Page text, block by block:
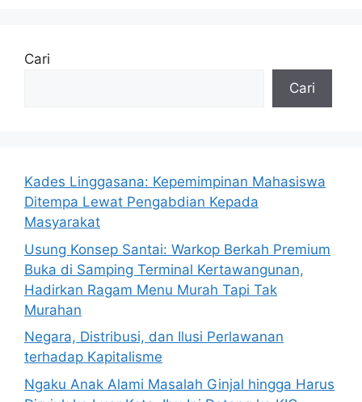
Cari
Cari
Kades Linggasana: Kepemimpinan Mahasiswa
Ditempa Lewat Pengabdian Kepada
Masyarakat
Usung Konsep Santai: Warkop Berkah Premium
Buka di Samping Terminal Kertawangunan,
Hadirkan Ragam Menu Murah Tapi Tak
Murahan
Negara, Distribusi, dan Ilusi Perlawanan
terhadap Kapitalisme
Ngaku Anak Alami Masalah Ginjal hingga Harus